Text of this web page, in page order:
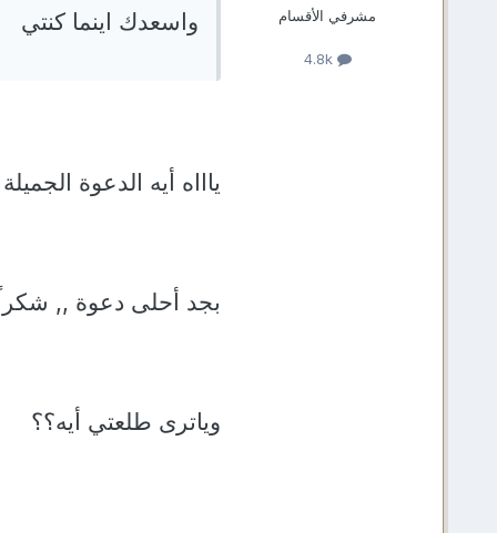
مشرفي الأقسام
4.8k
واسعدك اينما كنتي
ياااه أيه الدعوة
بجد أحلى دعوة ,, شكراً
وياترى طلعتي أيه؟؟